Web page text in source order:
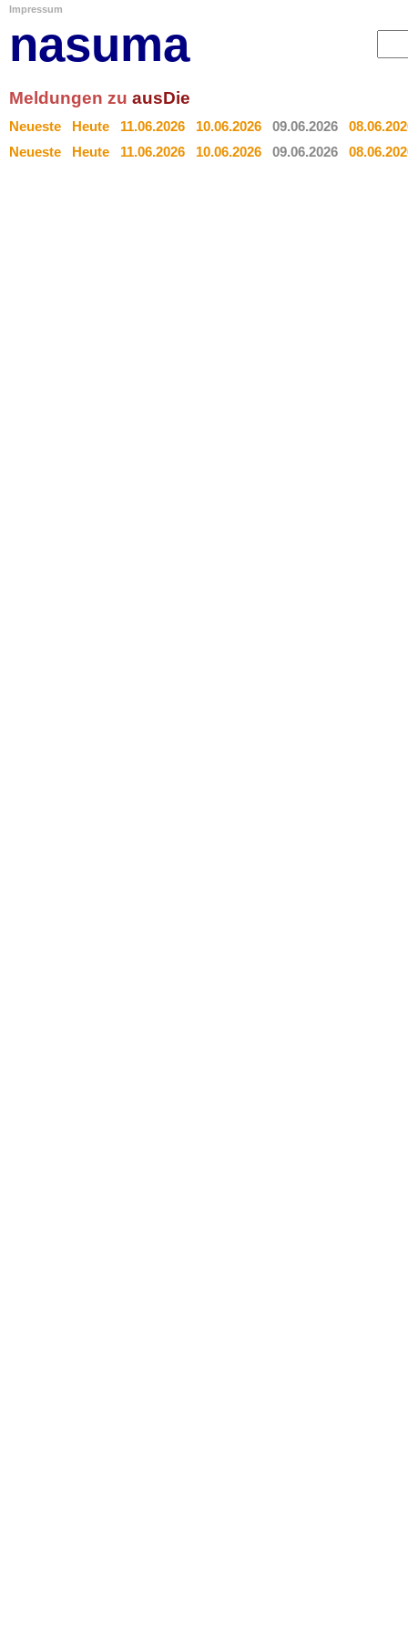
Impressum
nasuma
Meldungen zu ausDie
Neueste Heute 11.06.2026 10.06.2026 09.06.2026
Neueste
Heute 11.06.2026 10.06.2026 09.06.2026